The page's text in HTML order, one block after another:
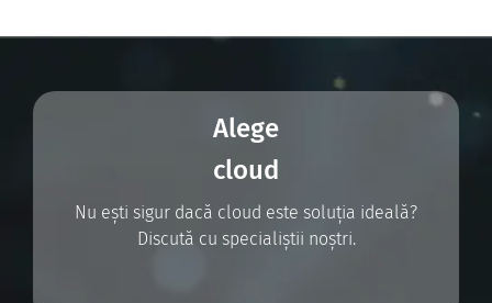
Alege
cloud
Nu ești sigur dacă cloud este soluția ideală?
Discută cu specialiștii noștri.